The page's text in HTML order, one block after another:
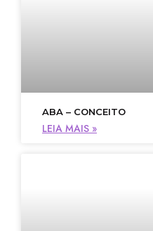
ABA – CONCEITO
LEIA MAIS »